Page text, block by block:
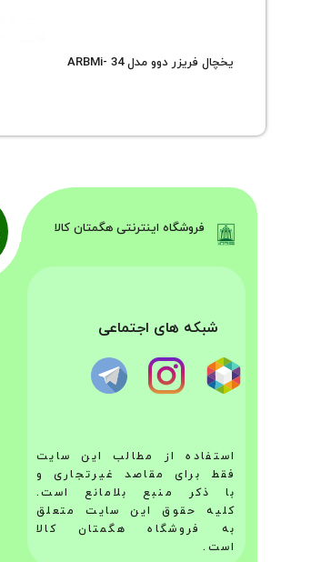
یخچال فریزر دوو مدل ARBMi- 34
فروشگاه اینترنتی هگمتان کالا
شبکه های اجتماعی
استفاده از مطالب این سایت
فقط برای مقاصد غیرتجاری و
با ذکر منبع بلامانع است.
کلیه حقوق این سایت متعلق
به فروشگاه هگمتان کالا
است.